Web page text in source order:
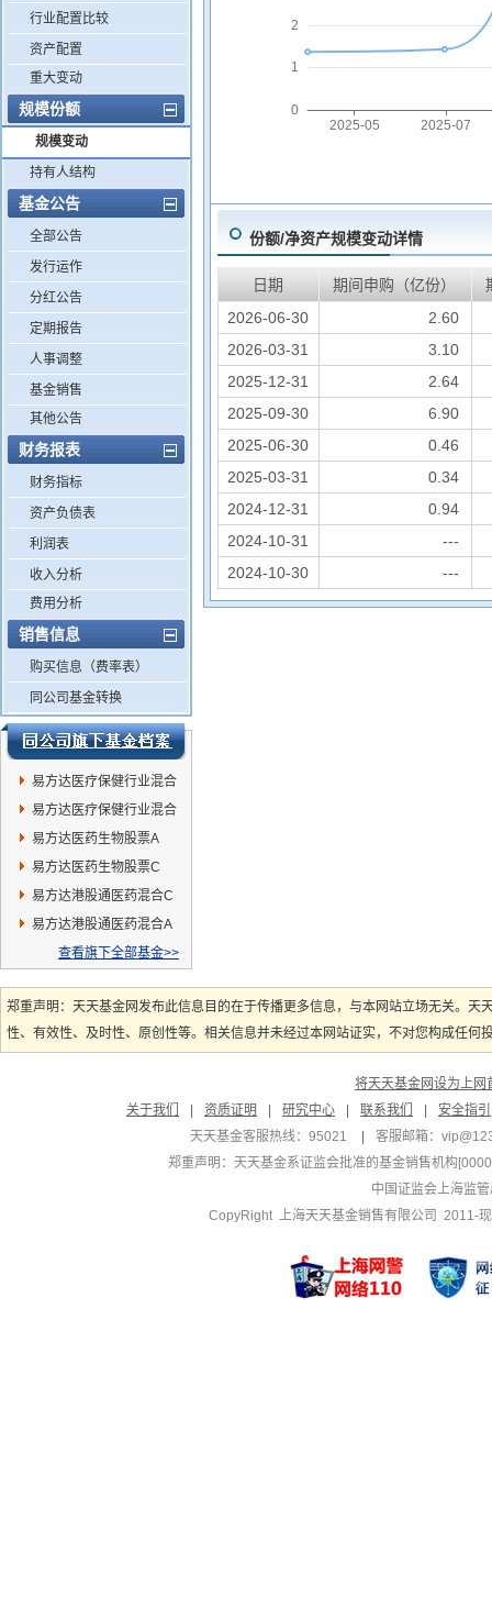
行业配置比较
资产配置
重大变动
规模份额
规模变动
持有人结构
基金公告
全部公告
发行运作
分红公告
定期报告
人事调整
基金销售
其他公告
财务报表
财务指标
资产负债表
利润表
收入分析
费用分析
销售信息
购买信息（费率表）
同公司基金转换
易方达医疗保健行业混合
C
易方达医疗保健行业混合
A
易方达医药生物股票A
易方达医药生物股票C
易方达港股通医药混合C
易方达港股通医药混合A
查看旗下全部基金>>
0
1
2
2025-05 2025-07
份额/净资产规模变动详情
日期 期间申购（亿份）
2026-06-30
2.60
2026-03-31
3.10
2025-12-31
2.64
2025-09-30
6.90
2025-06-30
0.46
2025-03-31
0.34
2024-12-31
0.94
2024-10-31
---
2024-10-30
---
郑重声明：天天基金网发布此信息目的在于传播更多信息，与本网站立场无关。
性、有效性、及时性、原创性等。相关信息并未经过本网站证实，不对您构成任
将天天基金网设为上网
关于我们
资质证明 研究中心 联系我们
安全指引
天天基金客服热线：95021
客服邮箱：
郑重声明：天天基金系证监会批准的基金销售机构
中国证监会上海监
CopyRight 上海天天基金销售有限公司 2011-